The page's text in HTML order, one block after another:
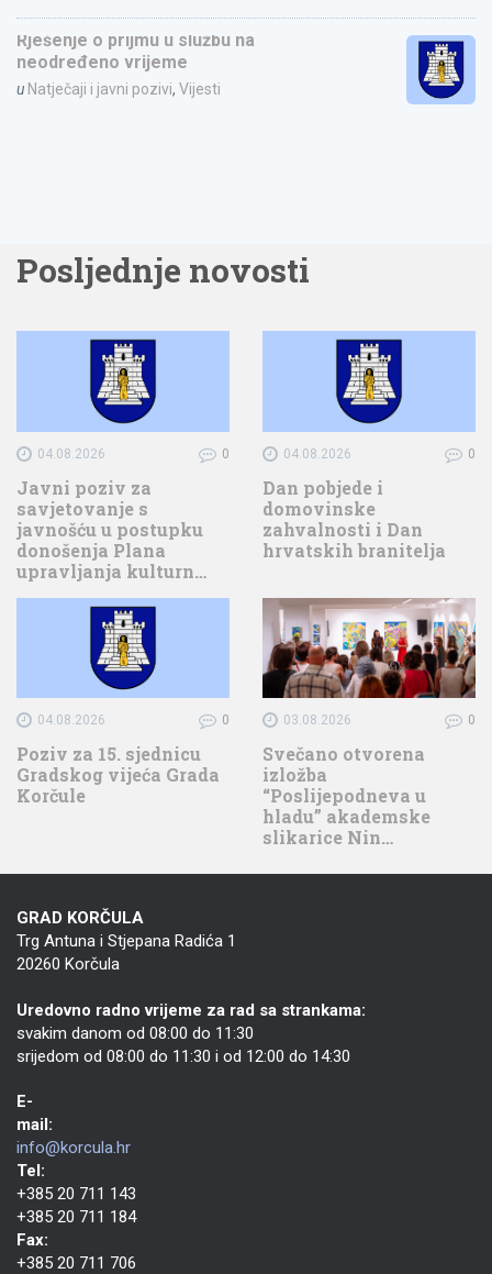
Rješenje o prijmu u službu na
neodređeno vrijeme
u Natječaji i javni pozivi, Vijesti
Posljednje novosti
04.08.2026 0
Javni poziv za
savjetovanje s
javnošću u postupku
donošenja Plana
upravljanja kulturn…
04.08.2026 0
Dan pobjede i
domovinske
zahvalnosti i Dan
hrvatskih branitelja
04.08.2026 0
Poziv za 15. sjednicu
Gradskog vijeća Grada
Korčule
03.08.2026 0
Svečano otvorena
izložba
“Poslijepodneva u
hladu” akademske
slikarice Nin…
GRAD KORČULA
Trg Antuna i Stjepana Radića 1
20260 Korčula
Uredovno radno vrijeme za rad sa strankama:
svakim danom od 08:00 do 11:30
srijedom od 08:00 do 11:30 i od 12:00 do 14:30
E-
mail:
info@korcula.hr
Tel:
+385 20 711 143
+385 20 711 184
Fax:
+385 20 711 706